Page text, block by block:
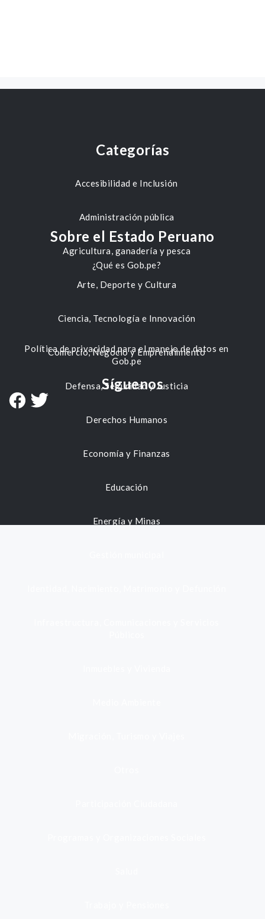
Categorías
Accesibilidad e Inclusión
Administración pública
Agricultura, ganadería y pesca
Arte, Deporte y Cultura
Ciencia, Tecnología e Innovación
Comercio, Negocio y Emprendimiento
Defensa, Seguridad y Justicia
Derechos Humanos
Economía y Finanzas
Educación
Energía y Minas
Sobre el Estado Peruano
¿Qué es Gob.pe?
Política de privacidad para el manejo de datos en
Gob.pe
Síguenos